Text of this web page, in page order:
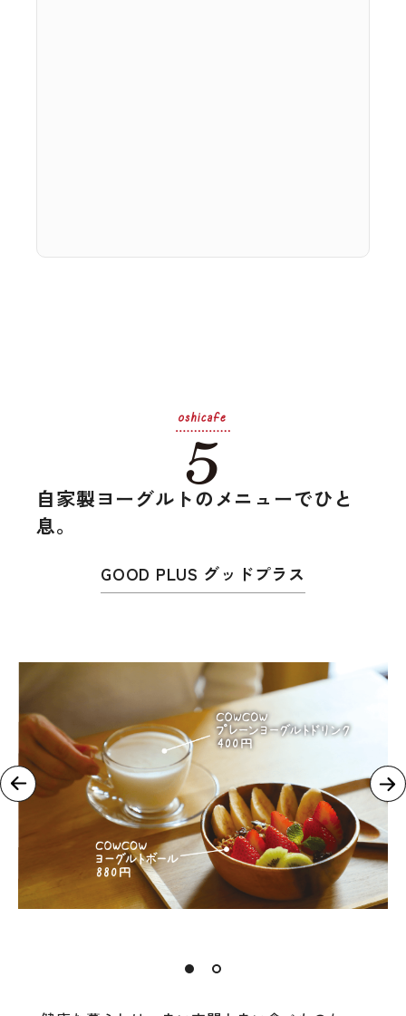
自家製ヨーグルトのメニューでひと
息。
GOOD PLUS グッドプラス